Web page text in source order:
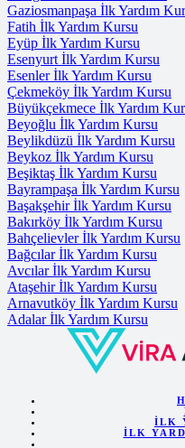
Gaziosmanpaşa İlk Yardım
Fatih İlk Yardım Kursu
Eyüp İlk Yardım Kursu
Esenyurt İlk Yardım Kursu
Esenler İlk Yardım Kursu
Çekmeköy İlk Yardım Kursu
Büyükçekmece İlk Yardım
Beyoğlu İlk Yardım Kursu
Beylikdüzü İlk Yardım Kursu
Beykoz İlk Yardım Kursu
Beşiktaş İlk Yardım Kursu
Bayrampaşa İlk Yardım Kursu
Başakşehir İlk Yardım Kursu
Bakırköy İlk Yardım Kursu
Bahçelievler İlk Yardım Kursu
Bağcılar İlk Yardım Kursu
Avcılar İlk Yardım Kursu
Ataşehir İlk Yardım Kursu
Arnavutköy İlk Yardım Kursu
Adalar İlk Yardım Kursu
İLK
İLK